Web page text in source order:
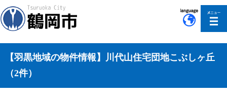
【羽黒地域の物件情報】川代山住宅団地こぶしヶ丘
（2件）